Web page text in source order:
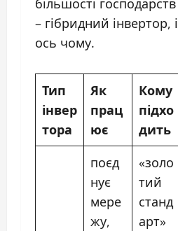
більшості господарств
– гібридний інвертор, і
ось чому.
Тип
інвер
тора
Як
прац
ює
Кому
підхо
дить
поєд
нує
мере
жу,
«золо
тий
станд
арт»